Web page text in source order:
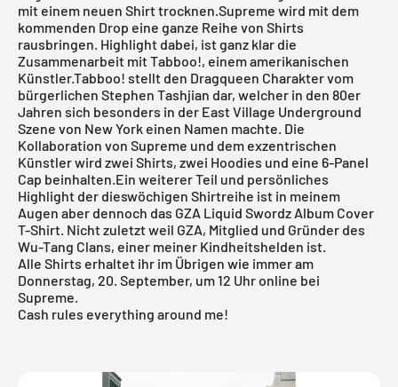
mit einem neuen Shirt trocknen.Supreme wird mit dem
kommenden Drop eine ganze Reihe von Shirts
rausbringen. Highlight dabei, ist ganz klar die
Zusammenarbeit mit Tabboo!, einem amerikanischen
Künstler.Tabboo! stellt den Dragqueen Charakter vom
bürgerlichen Stephen Tashjian dar, welcher in den 80er
Jahren sich besonders in der East Village Underground
Szene von New York einen Namen machte. Die
Kollaboration von Supreme und dem exzentrischen
Künstler wird zwei Shirts, zwei Hoodies und eine 6-Panel
Cap beinhalten.Ein weiterer Teil und persönliches
Highlight der dieswöchigen Shirtreihe ist in meinem
Augen aber dennoch das GZA Liquid Swordz Album Cover
T-Shirt. Nicht zuletzt weil GZA, Mitglied und Gründer des
Wu-Tang Clans, einer meiner Kindheitshelden ist.
Alle Shirts erhaltet ihr im Übrigen wie immer am
Donnerstag, 20. September, um 12 Uhr online bei
Supreme.
Cash rules everything around me!